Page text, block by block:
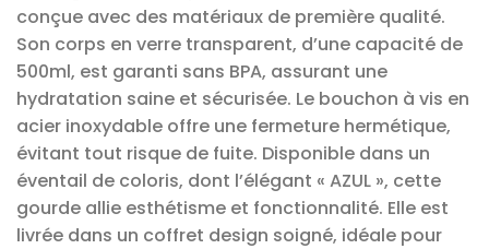
conçue avec des matériaux de première qualité.
Son corps en verre transparent, d’une capacité de
500ml, est garanti sans BPA, assurant une
hydratation saine et sécurisée. Le bouchon à vis en
acier inoxydable offre une fermeture hermétique,
évitant tout risque de fuite. Disponible dans un
éventail de coloris, dont l’élégant « AZUL », cette
gourde allie esthétisme et fonctionnalité. Elle est
livrée dans un coffret design soigné, idéale pour